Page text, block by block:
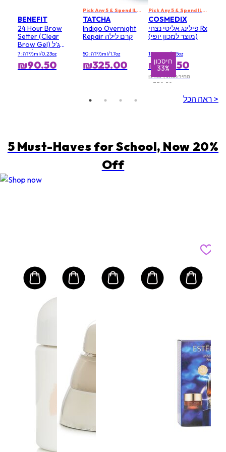
BENEFIT
24 Hour Brow
Setter (Clear
Brow Gel) ג'ל
לגבותמידה: 7ml/0.23oz
₪90.50
Pick Any 5 & Spend ILS 699 to Get 20% Off
TATCHA
Indigo Overnight
Repair קרם לילה
מידה: 50ml/1.7oz
₪325.00 חיסכון
33%
Pick Any 5 & Spend ILS 699 to Get 20% Off
COSMEDIX
פילינג אליטי נצחי Rx
(מוצר למכון יופי)
מידה: 15g/0.5oz
₪519.50
מחיר מומלץ לצרכן
₪770.50
ראה הכל >
5 Must-Haves for School, Now 20%
Off